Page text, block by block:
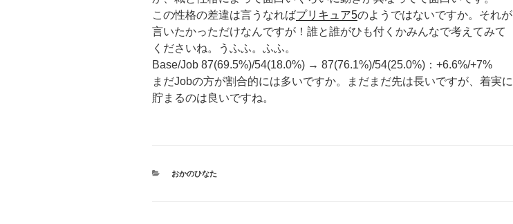
この性格の差違は言うなればプリキュア5のようではないですか。それが
言いたかっただけなんですが！誰と誰がひも付くかみんなで考えてみて
くださいね。うふふ。ふふ。
Base/Job 87(69.5%)/54(18.0%) → 87(76.1%)/54(25.0%)：+6.6%/+7%
まだJobの方が割合的には多いですか。まだまだ先は長いですが、着実に
貯まるのは良いですね。
カ
おかのひなた